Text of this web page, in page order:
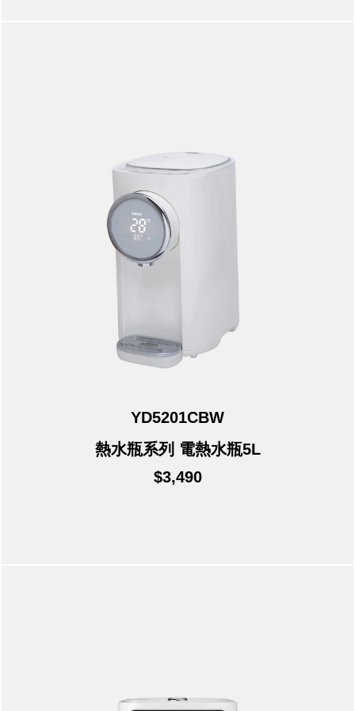
YD5201CBW
熱水瓶系列 電熱水瓶5L
$3,490